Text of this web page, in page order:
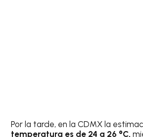
Por la tarde, en la CDMX la
temperatura es de 24 a 26 °C,